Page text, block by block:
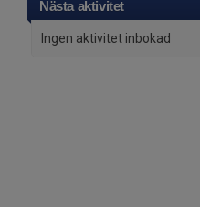
Nästa aktivitet
Ingen aktivitet inbokad